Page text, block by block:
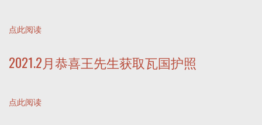
点此阅读
2021.2月恭喜王先生获取瓦国护照
点此阅读